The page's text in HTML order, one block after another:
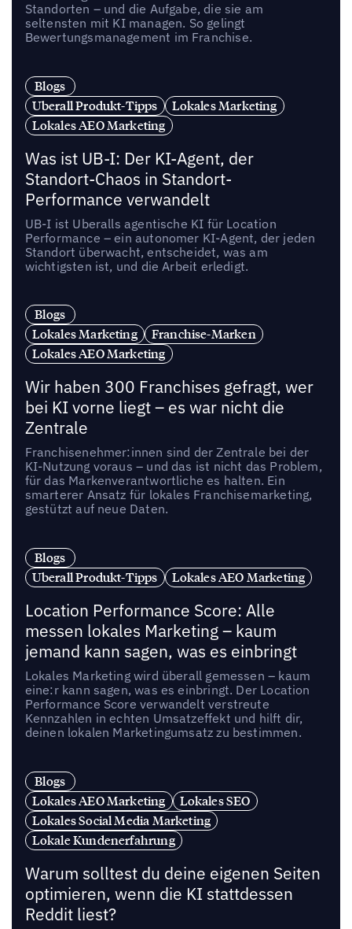
Standorten – und die Aufgabe, die sie am
seltensten mit KI managen. So gelingt
Bewertungsmanagement im Franchise.
Blogs
Uberall Produkt-Tipps
Lokales Marketing
Lokales AEO Marketing
Was ist UB-I: Der KI-Agent, der
Standort-Chaos in Standort-
Performance verwandelt
UB-I ist Uberalls agentische KI für Location
Performance – ein autonomer KI-Agent, der jeden
Standort überwacht, entscheidet, was am
wichtigsten ist, und die Arbeit erledigt.
Blogs
Lokales Marketing
Franchise-Marken
Lokales AEO Marketing
Wir haben 300 Franchises gefragt, wer
bei KI vorne liegt – es war nicht die
Zentrale
Franchisenehmer:innen sind der Zentrale bei der
KI-Nutzung voraus – und das ist nicht das Problem,
für das Markenverantwortliche es halten. Ein
smarterer Ansatz für lokales Franchisemarketing,
gestützt auf neue Daten.
Blogs
Uberall Produkt-Tipps
Lokales AEO Marketing
Location Performance Score: Alle
messen lokales Marketing – kaum
jemand kann sagen, was es einbringt
Lokales Marketing wird überall gemessen – kaum
eine:r kann sagen, was es einbringt. Der Location
Performance Score verwandelt verstreute
Kennzahlen in echten Umsatzeffekt und hilft dir,
deinen lokalen Marketingumsatz zu bestimmen.
Blogs
Lokales AEO Marketing
Lokales SEO
Lokales Social Media Marketing
Lokale Kundenerfahrung
Warum solltest du deine eigenen Seiten
optimieren, wenn die KI stattdessen
Reddit liest?